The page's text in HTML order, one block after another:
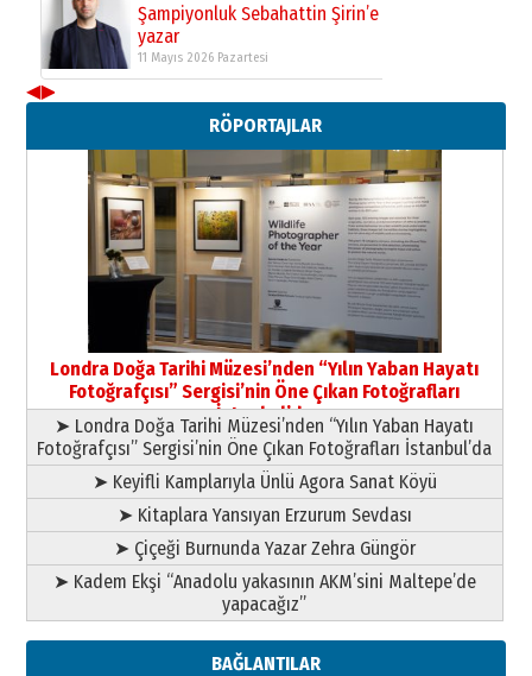
Şampiyonluk Sebahattin Şirin’e
yazar
11 Mayıs 2026 Pazartesi
Neşat YALÇIN
Paranın Aile Kültüründeki Yeri
03 Ağustos 2026 Pazartesi
Yıldırım Gündoğdu
HAVVA’NIN ÜÇ KIZI
09 Temmuz 2026 Perşembe
Yusuf POLAT
Şampiyonluk Sebahattin Şirin’e
yazar
11 Mayıs 2026 Pazartesi
◀▶
RÖPORTAJLAR
Londra Doğa Tarihi Müzesi’nden “Yılın Yaban Hayatı
Fotoğrafçısı” Sergisi’nin Öne Çıkan Fotoğrafları
İstanbul’da
➤ Londra Doğa Tarihi Müzesi’nden “Yılın Yaban Hayatı
Fotoğrafçısı” Sergisi’nin Öne Çıkan Fotoğrafları İstanbul’da
➤ Keyifli Kamplarıyla Ünlü Agora Sanat Köyü
➤ Kitaplara Yansıyan Erzurum Sevdası
➤ Çiçeği Burnunda Yazar Zehra Güngör
➤ Kadem Ekşi “Anadolu yakasının AKM’sini Maltepe’de
yapacağız”
BAĞLANTILAR